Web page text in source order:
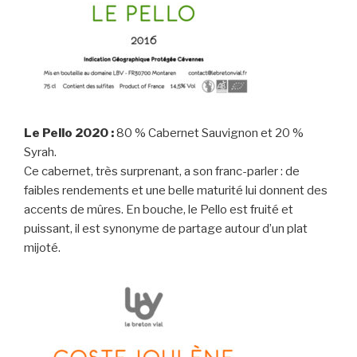
Le Pello 2020 :80 % Cabernet Sauvignon et 20 %
Syrah.
Ce cabernet, très surprenant, a son franc-parler : de
faibles rendements et une belle maturité lui donnent des
accents de mûres. En bouche, le Pello est fruité et
puissant, il est synonyme de partage autour d’un plat
mijoté.